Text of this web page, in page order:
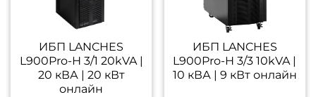
ИБП LANCHES
L900Pro-Н 3/1 20kVA |
20 кВА | 20 кВт
онлайн
ИБП LANCHES
L900Pro-H 3/3 10kVA |
10 кВА | 9 кВт онлайн